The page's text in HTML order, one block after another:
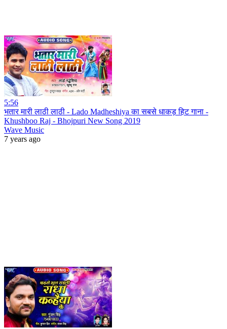
5:56
भतार मारी लाठी लाठी - Lado Madheshiya का सबसे धाकड़ हिट गाना -
Khushboo Raj - Bhojpuri New Song 2019
Wave Music
7 years ago